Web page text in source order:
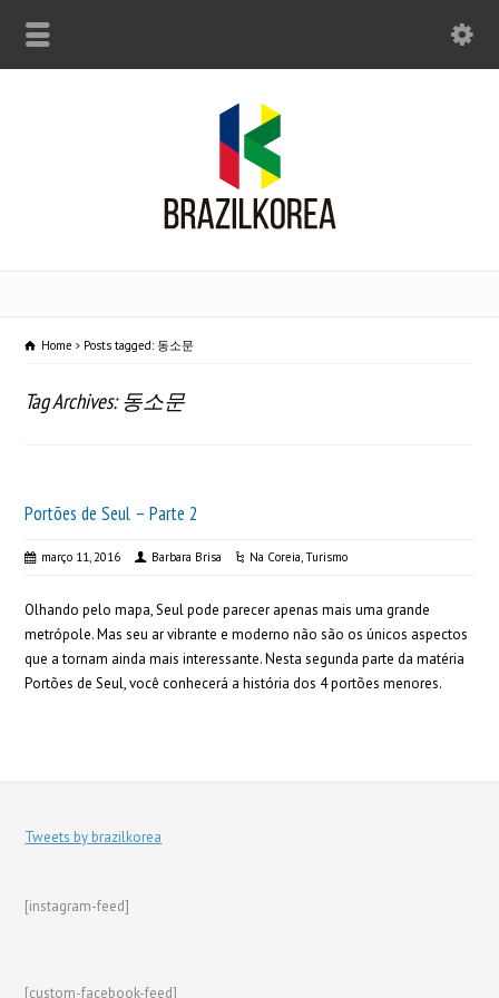
Home Posts tagged: 동소문
Tag Archives: 동소문
Portões de Seul – Parte 2
março 11, 2016 Barbara Brisa Na Coreia,Turismo
Olhando pelo mapa, Seul pode parecer apenas mais uma grande
metrópole. Mas seu ar vibrante e moderno não são os únicos aspectos
que a tornam ainda mais interessante. Nesta segunda parte da matéria
Portões de Seul, você conhecerá a história dos 4 portões menores.
Tweets by brazilkorea
[instagram-feed]
[custom-facebook-feed]